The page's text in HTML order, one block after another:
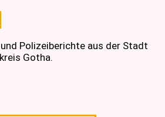
Polizeiberichte aus der Stadt
Gotha.